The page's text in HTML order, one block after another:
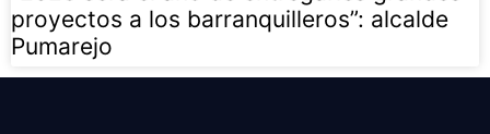
proyectos a los barranquilleros”: alcalde
Pumarejo